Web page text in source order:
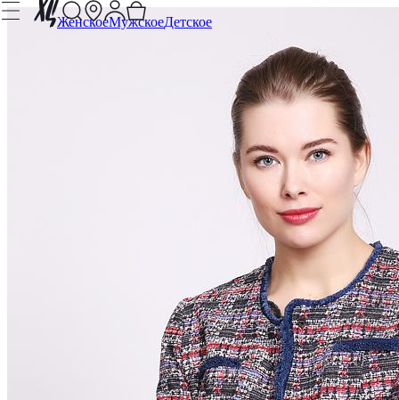
ЖенскоеМужскоеДетское